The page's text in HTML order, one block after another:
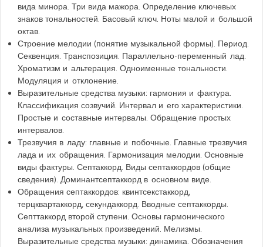
вида минора. Три вида мажора. Определение ключевых
знаков тональностей. Басовый ключ. Ноты малой и большой
октав.
Строение мелодии (понятие музыкальной формы). Период.
Секвенция. Транспозиция. Параллельно-переменный лад.
Хроматизм и альтерация. Одноименные тональности.
Модуляция и отклонение.
Выразительные средства музыки: гармония и фактура.
Классификация созвучий. Интервал и его характеристики.
Простые и составные интервалы. Обращение простых
интервалов.
Трезвучия в ладу: главные и побочные. Главные трезвучия
лада и их обращения. Гармонизация мелодии. Основные
виды фактуры. Септаккорд. Виды септаккордов (общие
сведения). Доминантсептаккорд в основном виде.
Обращения септаккордов: квинтсекстаккорд,
терцквартаккорд, секундаккорд. Вводные септаккорды.
Септтаккорд второй ступени. Основы гармонического
анализа музыкальных произведений. Мелизмы.
Выразительные средства музыки: динамика. Обозначения